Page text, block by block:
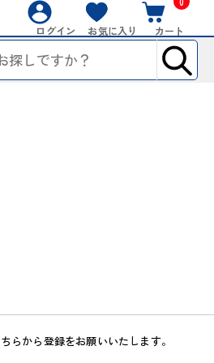
ログイン お気に入り カート
らから登録をお願いいたします。